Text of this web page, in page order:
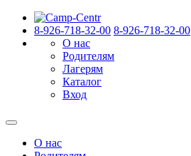
8-926-718-32-00 8-926-718-32-00
О нас
Родителям
Лагерям
Каталог
Вход
О нас